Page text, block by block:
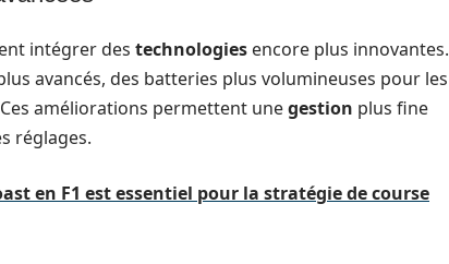
intégrer des technologies encore plus innovantes.
avancés, des batteries plus volumineuses pour les
améliorations permettent unegestion plus fine
réglages.
en F1 est essentiel pour la stratégie de course